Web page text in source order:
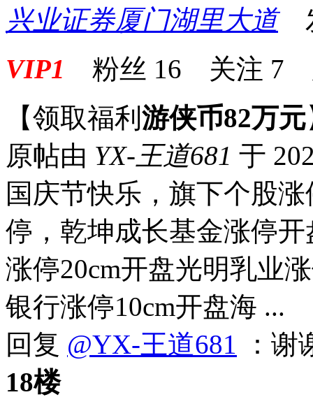
兴业证券厦门湖里大道
VIP1 粉丝 16 关注 7
【领取福利 游侠币82万元
原帖由 YX-王道681 于
国庆节快乐，旗下个股
停，乾坤成长基金涨停
涨停20cm开盘光明乳业
银行涨停10cm开盘海 ...
回复 @YX-王道681 ：谢
18楼